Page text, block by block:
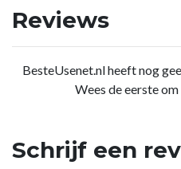
Reviews
BesteUsenet.nl heeft nog
Wees de eerste
Schrijf een